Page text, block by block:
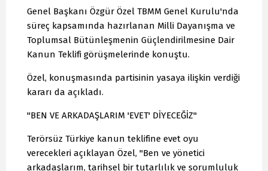
Genel Başkanı Özgür Özel TBMM Genel Kurulu'nda
süreç kapsamında hazırlanan Milli Dayanışma ve
Toplumsal Bütünleşmenin Güçlendirilmesine Dair
Kanun Teklifi görüşmelerinde konuştu.
Özel, konuşmasında partisinin yasaya ilişkin verdiği
kararı da açıkladı.
"BEN VE ARKADAŞLARIM 'EVET' DİYECEĞİZ"
Terörsüz Türkiye kanun teklifine evet oyu
verecekleri açıklayan Özel, "Ben ve yönetici
arkadaşlarım, tarihsel bir tutarlılık ve sorumluluk